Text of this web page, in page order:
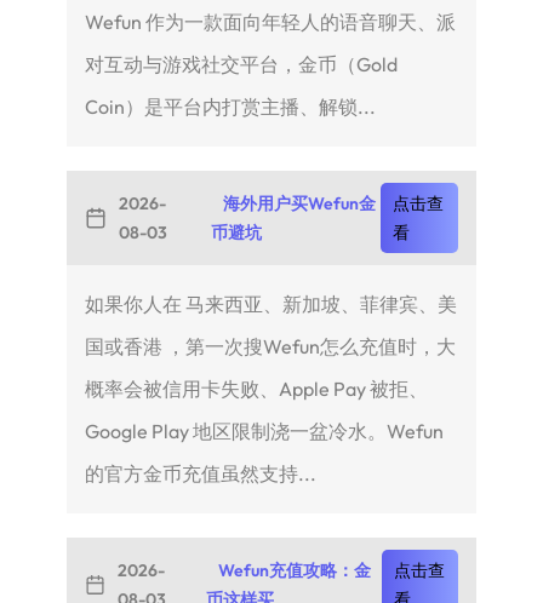
Wefun 作为一款面向年轻人的语音聊天、派
对互动与游戏社交平台，金币（Gold
Coin）是平台内打赏主播、解锁...
2026-
08-03
海外用户买Wefun金
币避坑
点击查
看
如果你人在 马来西亚、新加坡、菲律宾、美
国或香港 ，第一次搜Wefun怎么充值时，大
概率会被信用卡失败、Apple Pay 被拒、
Google Play 地区限制浇一盆冷水。Wefun
的官方金币充值虽然支持...
2026-
Wefun充值攻略：金
点击查